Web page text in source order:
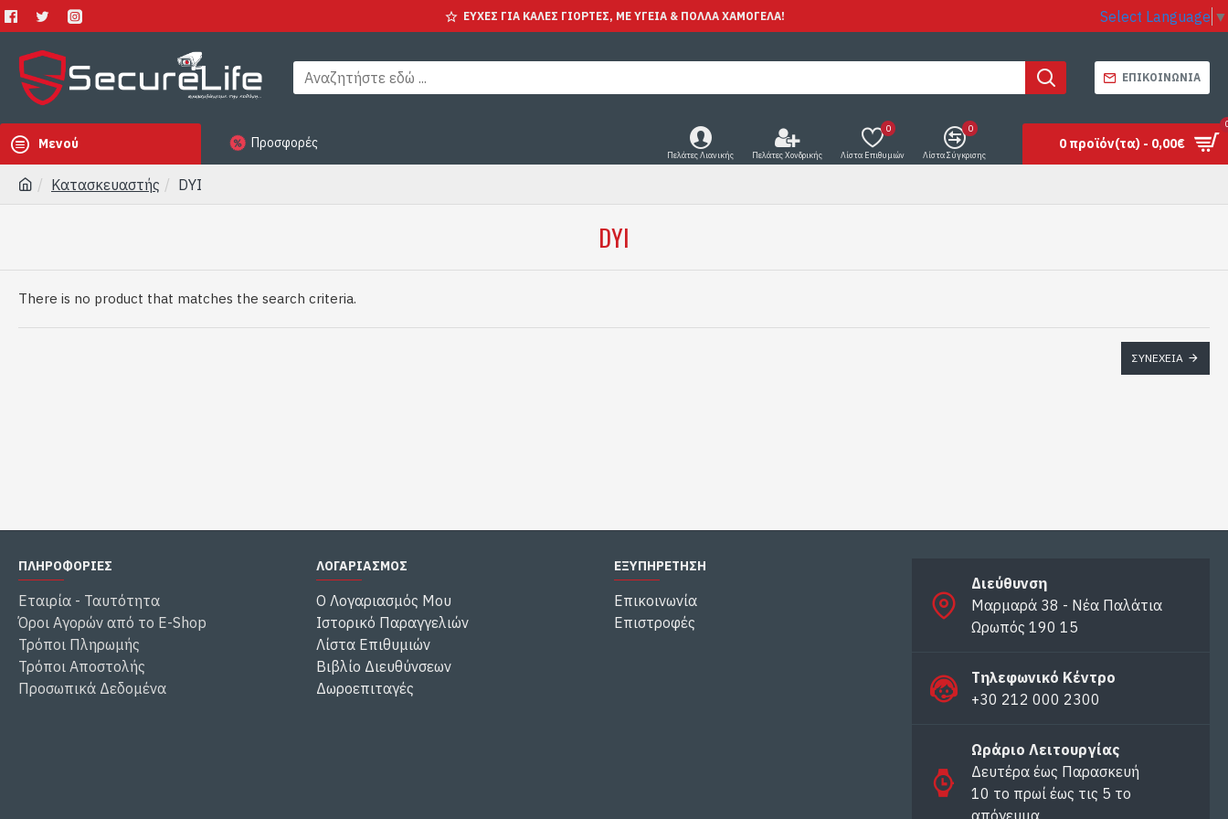
ΕΥΧΕΣ ΓΙΑ ΚΑΛΕΣ ΓΙΟΡΤΕΣ, ΜΕ ΥΓΕΊΑ & ΠΟΛΛΑ ΧΑΜΟΓΕΛΑ! Select Language ▼
ΕΠΙΚΟΙΝΩΝΊΑ
Μενού Προσφορές
Πελάτες Λιανικής Πελάτες Χονδρικής Λίστα Επιθυμιών
0
Λίστα Σύγκρισης
0
0 προϊόν(τα) - 0,00€
Κατασκευαστής DYI
DYI
There is no product that matches the search criteria.
ΣΥΝΈΧΕΙΑ
ΠΛΗΡΟΦΟΡΙΕΣ
Εταιρία - Ταυτότητα
Όροι Αγορών από το E-Shop
Τρόποι Πληρωμής
Τρόποι Αποστολής
Προσωπικά Δεδομένα
ΛΟΓΑΡΙΑΣΜΟΣ
Ο Λογαριασμός Μου
Ιστορικό Παραγγελιών
Λίστα Επιθυμιών
Βιβλίο Διευθύνσεων
Δωροεπιταγές
ΕΞΥΠΗΡΕΤΗΣΗ
Επικοινωνία
Επιστροφές
Διεύθυνση
Μαρμαρά 38 - Νέα Παλάτια
Ωρωπός 190 15
Τηλεφωνικό Κέντρο
+30 212 000 2300
Ωράριο Λειτουργίας
Δευτέρα έως Παρασκευή
10 το πρωί έως τις 5 το
απόγευμα